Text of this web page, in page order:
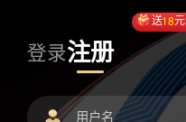
登录注册
送18元